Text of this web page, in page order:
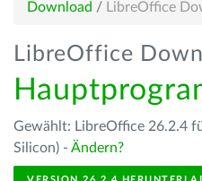
Download / LibreOffice
LibreOffice
Gewählt: LibreOffice 26.2.4
Silicon) - Ändern?